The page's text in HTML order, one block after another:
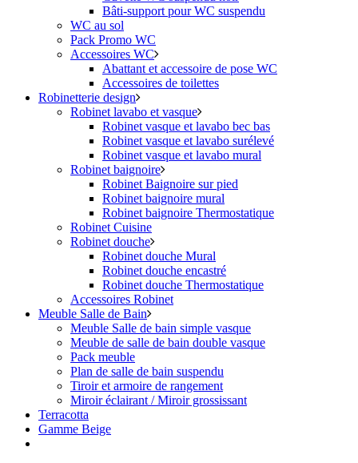
Bâti-support pour WC suspendu
WC au sol
Pack Promo WC
Accessoires WC
Abattant et accessoire de pose WC
Accessoires de toilettes
Robinetterie design
Robinet lavabo et vasque
Robinet vasque et lavabo bec bas
Robinet vasque et lavabo surélevé
Robinet vasque et lavabo mural
Robinet baignoire
Robinet Baignoire sur pied
Robinet baignoire mural
Robinet baignoire Thermostatique
Robinet Cuisine
Robinet douche
Robinet douche Mural
Robinet douche encastré
Robinet douche Thermostatique
Accessoires Robinet
Meuble Salle de Bain
Meuble Salle de bain simple vasque
Meuble de salle de bain double vasque
Pack meuble
Plan de salle de bain suspendu
Tiroir et armoire de rangement
Miroir éclairant / Miroir grossissant
Terracotta
Gamme Beige